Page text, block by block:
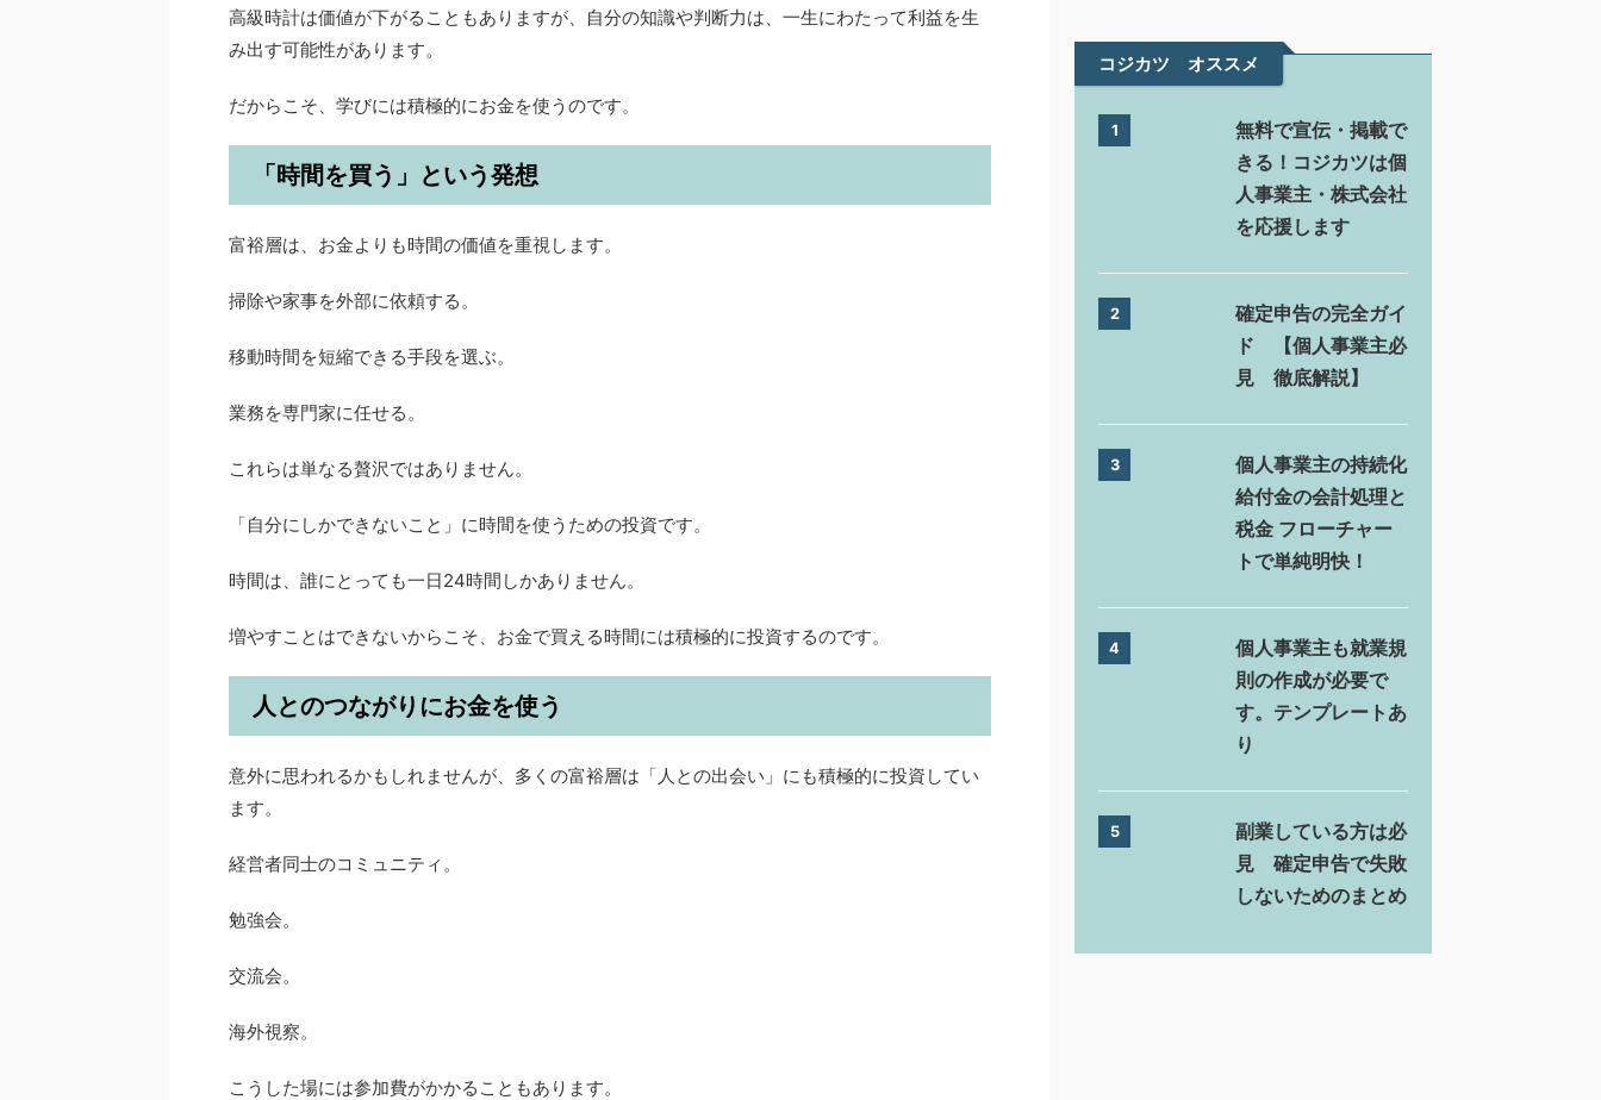
高級時計は価値が下がることもありますが、自分の知識や判断力は、一生にわたって利益を生
み出す可能性があります。
だからこそ、学びには積極的にお金を使うのです。
「時間を買う」という発想
富裕層は、お金よりも時間の価値を重視します。
掃除や家事を外部に依頼する。
移動時間を短縮できる手段を選ぶ。
業務を専門家に任せる。
これらは単なる贅沢ではありません。
「自分にしかできないこと」に時間を使うための投資です。
時間は、誰にとっても一日24時間しかありません。
増やすことはできないからこそ、お金で買える時間には積極的に投資するのです。
人とのつながりにお金を使う
意外に思われるかもしれませんが、多くの富裕層は「人との出会い」にも積極的に投資してい
ます。
経営者同士のコミュニティ。
勉強会。
交流会。
海外視察。
こうした場には参加費がかかることもあります。
コジカツ オススメ
1
無料で宣伝・掲載で
きる！コジカツは個
人事業主・株式会社
を応援します
2
確定申告の完全ガイ
ド 【個人事業主必
見 徹底解説】
3
個人事業主の持続化
給付金の会計処理と
税金 フローチャー
トで単純明快！
4
個人事業主も就業規
則の作成が必要で
す。テンプレートあ
り
5
副業している方は必
見 確定申告で失敗
しないためのまとめ